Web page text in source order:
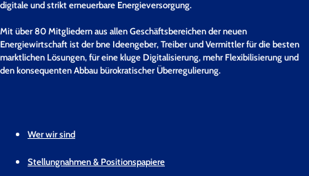
digitale und strikt erneuerbare Energieversorgung.
Mit über 80 Mitgliedern aus allen Geschäftsbereichen der neuen
Energiewirtschaft ist der bne Ideengeber, Treiber und Vermittler für die besten
marktlichen Lösungen, für eine kluge Digitalisierung, mehr Flexibilisierung und
den konsequenten Abbau bürokratischer Überregulierung.
Wer wir sind
Stellungnahmen & Positionspapiere